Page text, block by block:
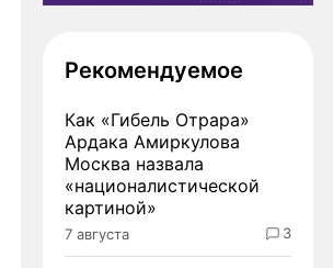
Рекомендуемое
Как «Гибель Отрара»
Ардака Амиркулова
Москва назвала
«националистической
картиной»
7 августа 3